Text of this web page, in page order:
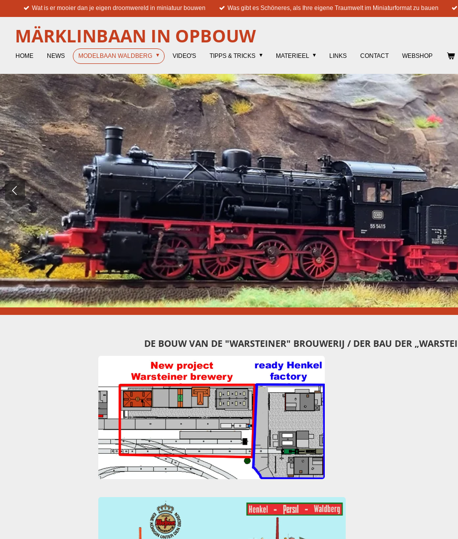
naar
Wat is er mooier dan je eigen droomwereld in miniatuur bouwen Was gibt es Schöneres, als Ihre eigene Traumwelt im Miniaturformat zu bauen
MÄRKLINBAAN IN OPBOUW
HOME NEWS MODELBAAN WALDBERG VIDEO'S TIPPS & TRICKS MATERIEEL LINKS CONTACT WEBSHOP
DE BOUW VAN DE "WARSTEINER" BROUWERIJ / DER BAU DER